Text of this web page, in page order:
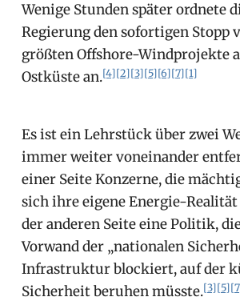
Wenige Stunden später ordnete
Regierung den sofortigen Stopp
größten Offshore-Windprojekte
Ostküste an.[4][2][3][5][6][7][1]
Es ist ein Lehrstück über zwei
immer weiter voneinander
einer Seite Konzerne, die
sich ihre eigene Energie-
der anderen Seite eine Politik,
Vorwand der „nationalen
Infrastruktur blockiert, auf der
Sicherheit beruhen müsste.[3][5]